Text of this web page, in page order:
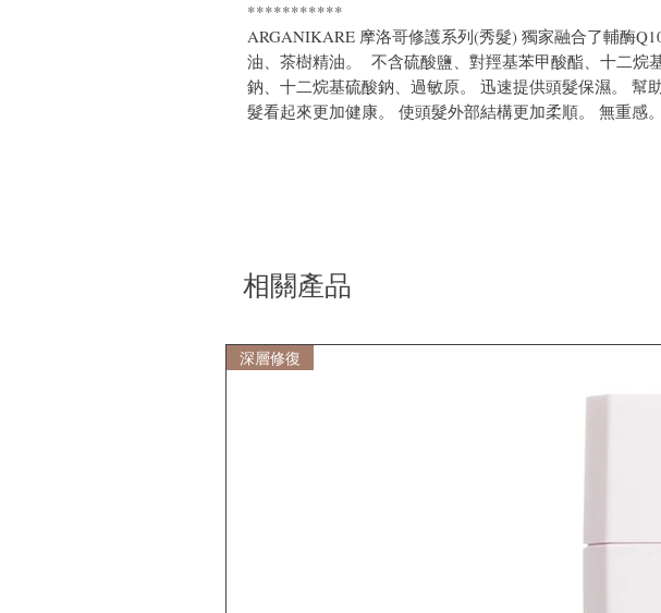
***********
ARGANIKARE 摩洛哥修護系列(秀髮) 獨家融合了輔酶
油、茶樹精油。 不含硫酸鹽、對羥基苯甲酸酯、十二烷
鈉、十二烷基硫酸鈉、過敏原。 迅速提供頭髮保濕。 幫
髮看起來更加健康。 使頭髮外部結構更加柔順。 無重感。
相關產品
深層修復